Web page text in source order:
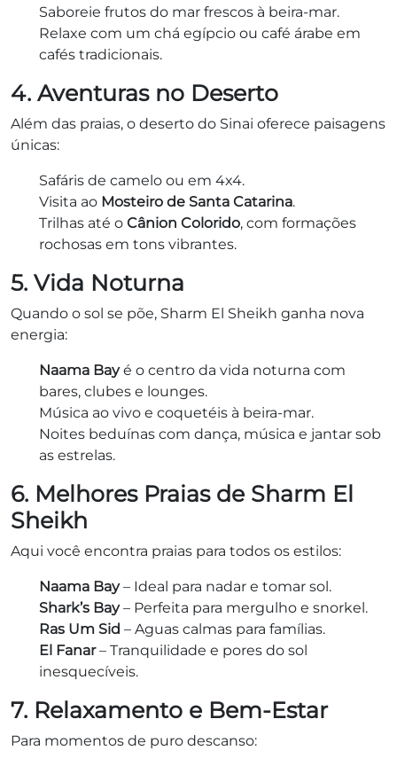
Saboreie frutos do mar frescos à beira-mar.
Relaxe com um chá egípcio ou café árabe em
cafés tradicionais.
4. Aventuras no Deserto
Além das praias, o deserto do Sinai oferece paisagens
únicas:
Safáris de camelo ou em 4x4.
Visita ao Mosteiro de Santa Catarina.
Trilhas até o Cânion Colorido, com formações
rochosas em tons vibrantes.
5. Vida Noturna
Quando o sol se põe, Sharm El Sheikh ganha nova
energia:
Naama Bayé o centro da vida noturna com
bares, clubes e lounges.
Música ao vivo e coquetéis à beira-mar.
Noites beduínas com dança, música e jantar sob
as estrelas.
6. Melhores Praias de Sharm El
Sheikh
Aqui você encontra praias para todos os estilos:
Naama Bay– Ideal para nadar e tomar sol.
Shark’s Bay– Perfeita para mergulho e snorkel.
Ras Um Sid – Aguas calmas para famílias.
El Fanar– Tranquilidade e pores do sol
inesquecíveis.
7. Relaxamento e Bem-Estar
Para momentos de puro descanso: